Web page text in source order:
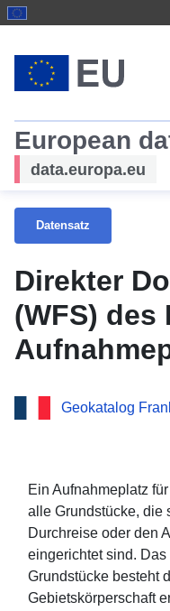
European
data.europa.eu
Datensatz
Direkter
(WFS) des
Geokatalog
Ein Aufnahmeplatz
alle Grundstücke, die
Durchreise oder den
eingerichtet sind.
Grundstücke besteht
Gebietskörperschaft